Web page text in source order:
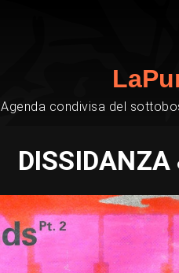
Agenda condivisa del
DISSIDANZA